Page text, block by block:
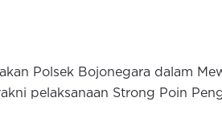
Polsek Bojonegara dalam
pelaksanaan Strong Poin